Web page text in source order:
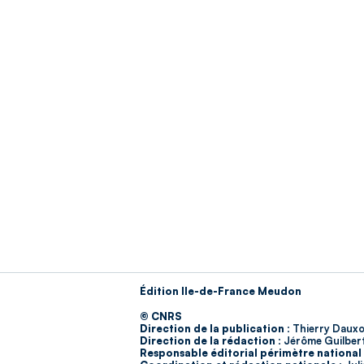
Édition Ile-de-France Meudon
© CNRS
Direction de la publication : Thierry
Direction de la rédaction : Jérôme
Responsable éditorial périmètre national